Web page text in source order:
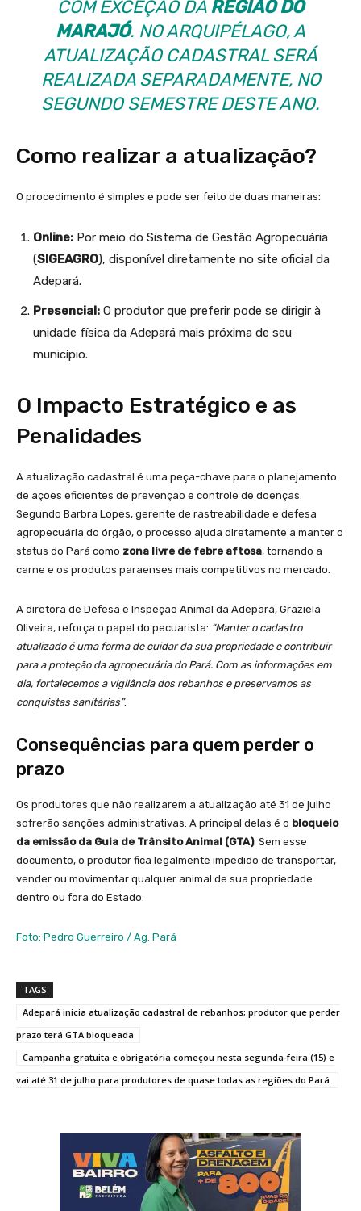
COM EXCEÇÃO DA REGIÃO DO
MARAJÓ. NO ARQUIPÉLAGO, A
ATUALIZAÇÃO CADASTRAL SERÁ
REALIZADA SEPARADAMENTE, NO
SEGUNDO SEMESTRE DESTE ANO.
Como realizar a atualização?
O procedimento é simples e pode ser feito de duas maneiras:
Online: Por meio do Sistema de Gestão Agropecuária
(SIGEAGRO), disponível diretamente no site oficial da
Adepará.
Presencial: O produtor que preferir pode se dirigir à
unidade física da Adepará mais próxima de seu
município.
O Impacto Estratégico e as
Penalidades
A atualização cadastral é uma peça-chave para o planejamento
de ações eficientes de prevenção e controle de doenças.
Segundo Barbra Lopes, gerente de rastreabilidade e defesa
agropecuária do órgão, o processo ajuda diretamente a manter o
status do Pará como zona livre de febre aftosa, tornando a
carne e os produtos paraenses mais competitivos no mercado.
A diretora de Defesa e Inspeção Animal da Adepará, Graziela
Oliveira, reforça o papel do pecuarista: “Manter o cadastro
atualizado é uma forma de cuidar da sua propriedade e contribuir
para a proteção da agropecuária do Pará. Com as informações em
dia, fortalecemos a vigilância dos rebanhos e preservamos as
conquistas sanitárias”.
Consequências para quem perder o
prazo
Os produtores que não realizarem a atualização até 31 de julho
sofrerão sanções administrativas. A principal delas é o bloqueio
da emissão da Guia de Trânsito Animal (GTA). Sem esse
documento, o produtor fica legalmente impedido de transportar,
vender ou movimentar qualquer animal de sua propriedade
dentro ou fora do Estado.
Foto: Pedro Guerreiro / Ag. Pará
TAGS
Adepará inicia atualização cadastral de rebanhos; produtor que perder
prazo terá GTA bloqueada
Campanha gratuita e obrigatória começou nesta segunda-feira (15) e
vai até 31 de julho para produtores de quase todas as regiões do Pará.